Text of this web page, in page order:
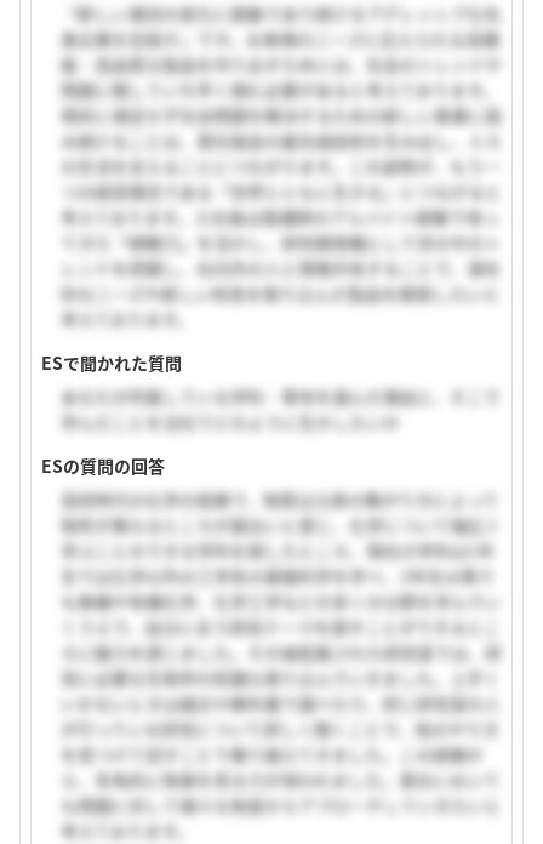
「新しい潮流の変化に鋭敏であり続けるアグレッシブな先
進企業を目指す」です。お客様のニーズに応えられる高機
能・高品質な製品を作り出すためには、社会のトレンドや
問題に関していち早く掴む必要があると考えております。
現状に満足せず社会問題を解決するための新しい事業に挑
み続けることは、貴社独自の最先端技術を生み出し、人々
の生活を支えることにつながります。この姿勢が、もう一
つの経営理念である「世界とともに生きる」につながると
考えております。入社後は塾講師のアルバイト経験で培っ
てきた「傾聴力」を活かし、研究開発職として世の中のト
レンドを把握し、社内外の人と情報共有することで、潜在
的なニーズや新しい知見を取り込んだ製品を開発したいと
考えております。
ESで聞かれた質問
あなたが所属している学科・専攻を選んだ理由と、そこで
学んだことを当社でどのように生かしたいか
ESの質問の回答
高校時代の化学の授業で、物質は元素の繋がり方によって
物性が異なるところが面白いと感じ、化学について幅広く
学ぶことのできる学科を探したところ、現在の学科は1年
生では化学以外の工学系の基盤科学を学べ、2年生以降で
も無機や有機化学、化学工学などの多くの分野を学んでい
くうえで、自分に合う研究テーマを探すことができるとこ
ろに魅力を感じました。その後配属された研究室では、研
究に必要な生物学の知識も取り込んでいきました。上手く
いかないときは論文や教科書で調べたり、同じ研究室の人
が行っている研究について詳しく聞くことで、他のやり方
を見つけて試すことで乗り越えてきました。この経験か
ら、多角的に物事を見る力が培われました。貴社において
も問題に対して様々な角度からアプローチしていきたいと
考えております。